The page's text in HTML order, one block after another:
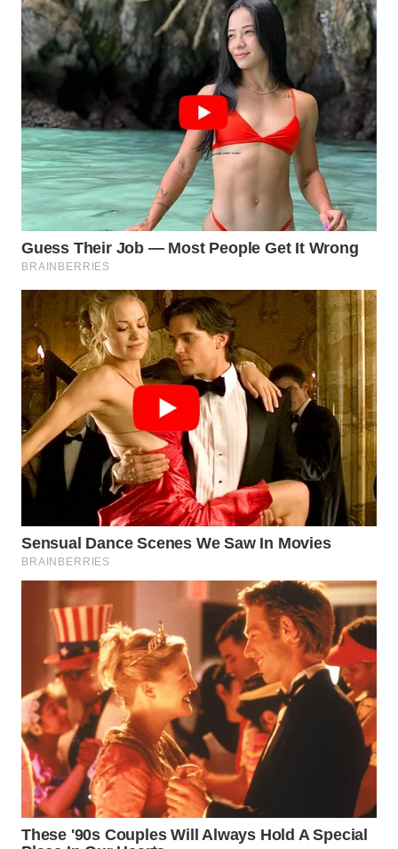
WN
BEKASI
BOGOR
WN
DEPOK
WN
TAPANULI
UTARA
WN
SAMOSIR
WN
PADANG
LAWAS
WN
SUMEDANG
CIANJUR
WN
KEPULAUAN
SERIBU
WN
TANGERANG
WN
BINJAI
WN
CIREBON